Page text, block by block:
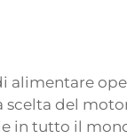
alimentare
scelta del
in tutto il